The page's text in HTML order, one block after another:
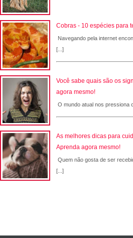
Cobras - 10 espécies para
Navegando pela internet
[...]
Você sabe quais são os
agora mesmo!
O mundo atual nos pressiona
As melhores dicas para
Aprenda agora mesmo!
Quem não gosta de ser
[...]